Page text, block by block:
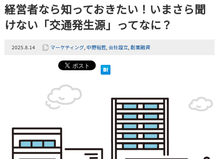
経営者なら知っておきたい！いまさら聞
けない「交通発生源」ってなに？
2025.8.14 マーケティング, 中野裕哲, 会社設立, 創業融資